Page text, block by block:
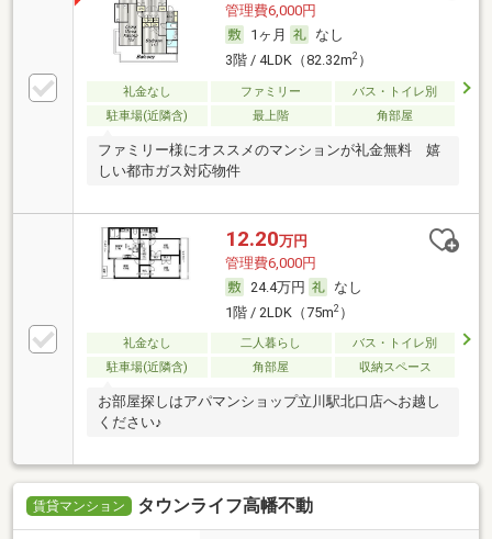
管理費6,000円
1ヶ月
なし
3階 / 4LDK（82.32m2）
礼金なし ファミリー
バス・トイレ別
駐車場(近隣含)
最上階 角部屋
ファミリー様にオススメのマンションが礼金無料 嬉
しい都市ガス対応物件
12.20万円
管理費6,000円
24.4万円
なし
1階 / 2LDK（75m2）
礼金なし 二人暮らし
バス・トイレ別
駐車場(近隣含)
角部屋 収納スペース
お部屋探しはアパマンショップ立川駅北口店へお越し
ください♪
賃貸マンション タウンライフ高幡不動